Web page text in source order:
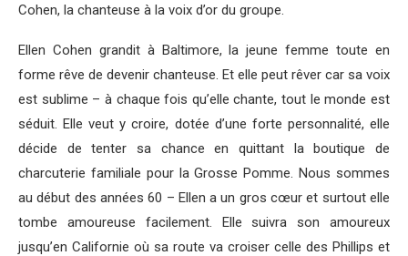
Cohen, la chanteuse à la voix d’or du groupe.
Ellen Cohen grandit à Baltimore, la jeune femme toute en
forme rêve de devenir chanteuse. Et elle peut rêver car sa voix
est sublime – à chaque fois qu’elle chante, tout le monde est
séduit. Elle veut y croire, dotée d’une forte personnalité, elle
décide de tenter sa chance en quittant la boutique de
charcuterie familiale pour la Grosse Pomme. Nous sommes
au début des années 60 – Ellen a un gros cœur et surtout elle
tombe amoureuse facilement. Elle suivra son amoureux
jusqu’en Californie où sa route va croiser celle des Phillips et